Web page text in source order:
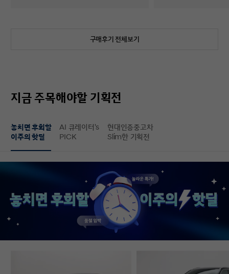
보면 예상과 달라서 후회했다는 이야기도
제공돼서 불안감이 많이 줄었다는
상태가 더 좋아서 만족도가 높았습니다.
중고차지만 관리가 잘 된 차량이라는
느낌이 확실히 들었습니다. 무엇보다
좋았던 건 ‘중고차인데도 걱정이 거의
없었다’는 점입니다. 차를 잘 모르는 사람
입장에서는 어디를 봐야 할지부터
막막한데, 그런 부담이 많이 줄었습니다.
온라인으로 비교하고 구매까지 진행할 수
있어서 시간적으로도 편했고, 직장인
입장에서는 이 부분이 특히
도착해 기분 좋게 차를
완벽한 경험이었습니
고민하는 사람 있으면
현대인증중고차 추천
차량 보내주셔서 감사
구매후기 전체보기
지금 주목해야할 기획전
놓치면 후회할
이주의 핫딜
AI 큐레이터's
PICK
현대인증중고차
Slim한 기획전